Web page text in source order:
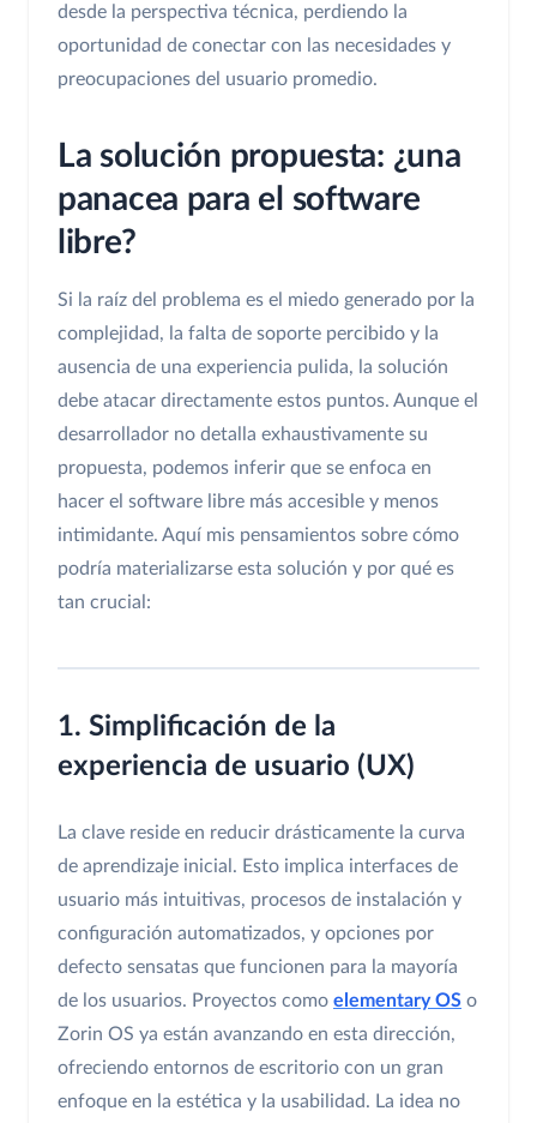
desde la perspectiva técnica, perdiendo la
oportunidad de conectar con las necesidades y
preocupaciones del usuario promedio.
La solución propuesta: ¿una
panacea para el software
libre?
Si la raíz del problema es el miedo generado por la
complejidad, la falta de soporte percibido y la
ausencia de una experiencia pulida, la solución
debe atacar directamente estos puntos. Aunque el
desarrollador no detalla exhaustivamente su
propuesta, podemos inferir que se enfoca en
hacer el software libre más accesible y menos
intimidante. Aquí mis pensamientos sobre cómo
podría materializarse esta solución y por qué es
tan crucial:
1. Simplificación de la
experiencia de usuario (UX)
La clave reside en reducir drásticamente la curva
de aprendizaje inicial. Esto implica interfaces de
usuario más intuitivas, procesos de instalación y
configuración automatizados, y opciones por
defecto sensatas que funcionen para la mayoría
de los usuarios. Proyectos como elementary OS o
Zorin OS ya están avanzando en esta dirección,
ofreciendo entornos de escritorio con un gran
enfoque en la estética y la usabilidad. La idea no